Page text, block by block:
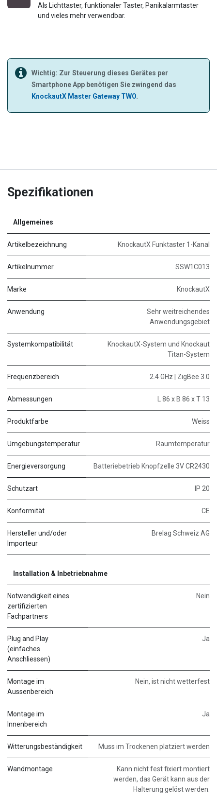
Als Lichttaster, funktionaler Taster, Panikalarmtaster
und vieles mehr verwendbar.
Wichtig: Zur Steuerung dieses Gerätes per
Smartphone App benötigen Sie zwingend das
KnockautX Master Gateway TWO.
Spezifikationen
Allgemeines
Artikelbezeichnung KnockautX Funktaster 1-Kanal
Artikelnummer SSW1C013
Marke KnockautX
Anwendung
Sehr weitreichendes
Anwendungsgebiet
Systemkompatibilität
KnockautX-System und Knockaut
Titan-System
Frequenzbereich 2.4 GHz | ZigBee 3.0
Abmessungen L 86 x B 86 x T 13
Produktfarbe Weiss
Umgebungstemperatur Raumtemperatur
Energieversorgung Batteriebetrieb Knopfzelle 3V CR2430
Schutzart IP 20
Konformität CE
Hersteller und/oder
Importeur
Brelag Schweiz AG
Installation & Inbetriebnahme
Notwendigkeit eines
zertifizierten
Fachpartners
Nein
Plug and Play
(einfaches
Anschliessen)
Ja
Montage im
Aussenbereich
Nein, ist nicht wetterfest
Montage im
Innenbereich
Ja
Witterungsbeständigkeit Muss im Trockenen platziert werden
Wandmontage
Kann nicht fest fixiert montiert
werden, das Gerät kann aus der
Halterung gelöst werden.